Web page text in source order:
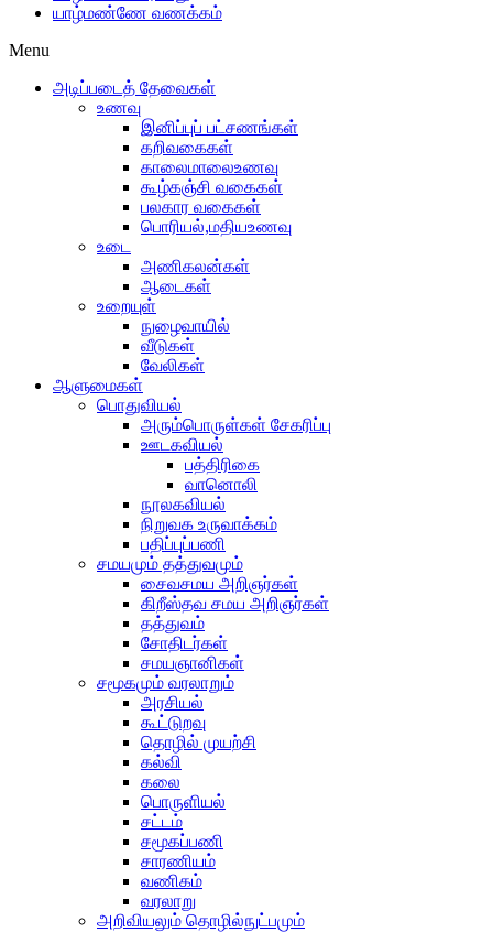
யாழ்மண்ணே வணக்கம்
Menu
அடிப்படைத் தேவைகள்
உணவு
இனிப்புப் பட்சணங்கள்
கறிவகைகள்
காலைமாலைஉணவு
கூழ்கஞ்சி வகைகள்
பலகார வகைகள்
பொரியல்,மதியஉணவு
உடை
அணிகலன்கள்
ஆடைகள்
உறையுள்
நுழைவாயில்
வீடுகள்
வேலிகள்
ஆளுமைகள்
பொதுவியல்
அரும்பொருள்கள் சேகரிப்பு
ஊடகவியல்
பத்திரிகை
வானொலி
நூலகவியல்
நிறுவக உருவாக்கம்
பதிப்புப்பணி
சமயமும் தத்துவமும்
சைவசமய அறிஞர்கள்
கிறீஸ்தவ சமய அறிஞர்கள்
தத்துவம்
சோதிடர்கள்
சமயஞானிகள்
சமூகமும் வரலாறும்
அரசியல்
கூட்டுறவு
தொழில் முயற்சி
கல்வி
கலை
பொருளியல்
சட்டம்
சமூகப்பணி
சாரணியம்
வணிகம்
வரலாறு
அறிவியலும் தொழில்நுட்பமும்